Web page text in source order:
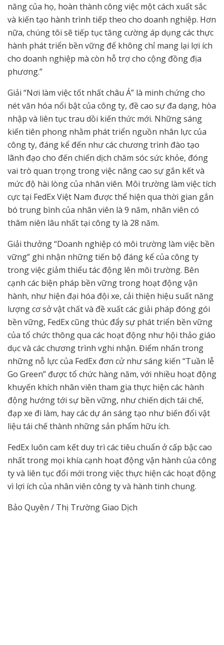
năng của họ, hoàn thành công việc một cách xuất sắc
và kiến tạo hành trình tiếp theo cho doanh nghiệp. Hơn
nữa, chúng tôi sẽ tiếp tục tăng cường áp dụng các thực
hành phát triển bền vững để không chỉ mang lại lợi ích
cho doanh nghiệp mà còn hỗ trợ cho cộng đồng địa
phương.”
Giải “Nơi làm việc tốt nhất châu Á” là minh chứng cho
nét văn hóa nổi bật của công ty, đề cao sự đa dạng, hòa
nhập và liên tục trau dồi kiến thức mới. Những sáng
kiến tiên phong nhằm phát triển nguồn nhân lực của
công ty, đáng kể đến như các chương trình đào tạo
lãnh đạo cho đến chiến dịch chăm sóc sức khỏe, đóng
vai trò quan trọng trong việc nâng cao sự gắn kết và
mức độ hài lòng của nhân viên. Môi trường làm việc tích
cực tại FedEx Việt Nam được thể hiện qua thời gian gắn
bó trung bình của nhân viên là 9 năm, nhân viên có
thâm niên lâu nhất tại công ty là 28 năm.
Giải thưởng “Doanh nghiệp có môi trường làm việc bền
vững” ghi nhận những tiến bộ đáng kể của công ty
trong việc giảm thiểu tác động lên môi trường. Bên
cạnh các biện pháp bền vững trong hoạt động vận
hành, như hiện đại hóa đội xe, cải thiện hiệu suất năng
lượng cơ sở vật chất và đề xuất các giải pháp đóng gói
bền vững, FedEx cũng thúc đẩy sự phát triển bền vững
của tổ chức thông qua các hoạt động như hội thảo giáo
dục và các chương trình vghi nhận. Điểm nhấn trong
những nỗ lực của FedEx đơn cử như sáng kiến “Tuần lễ
Go Green” được tổ chức hàng năm, với nhiều hoạt động
khuyến khích nhân viên tham gia thực hiện các hành
động hướng tới sự bền vững, như chiến dịch tái chế,
đạp xe đi làm, hay các dự án sáng tạo như biến đổi vật
liệu tái chế thành những sản phẩm hữu ích.
FedEx luôn cam kết duy trì các tiêu chuẩn ở cấp bậc cao
nhất trong mọi khía cạnh hoạt động vận hành của công
ty và liên tục đổi mới trong việc thực hiện các hoạt động
vì lợi ích của nhân viên công ty và hành tinh chung.
Bảo Quyên / Thị Trường Giao Dịch